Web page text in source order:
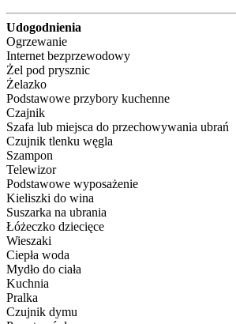
Udogodnienia
Ogrzewanie
Internet bezprzewodowy
Żel pod prysznic
Żelazko
Podstawowe przybory kuchenne
Czajnik
Szafa lub miejsca do przechowywania ubrań
Czujnik tlenku węgla
Szampon
Telewizor
Podstawowe wyposażenie
Kieliszki do wina
Suszarka na ubrania
Łóżeczko dziecięce
Wieszaki
Ciepła woda
Mydło do ciała
Kuchnia
Pralka
Czujnik dymu